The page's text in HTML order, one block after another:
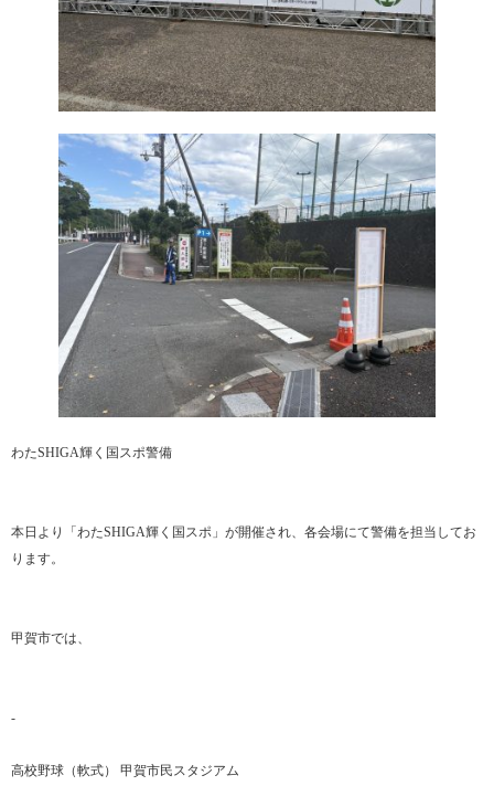
わたSHIGA輝く国スポ警備
本日より「わたSHIGA輝く国スポ」が開催され、各会場にて警備を担当してお
ります。
甲賀市では、
-
高校野球（軟式） 甲賀市民スタジアム